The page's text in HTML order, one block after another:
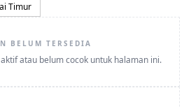
Timur
BELUM TERSEDIA
atau belum cocok untuk halaman ini.